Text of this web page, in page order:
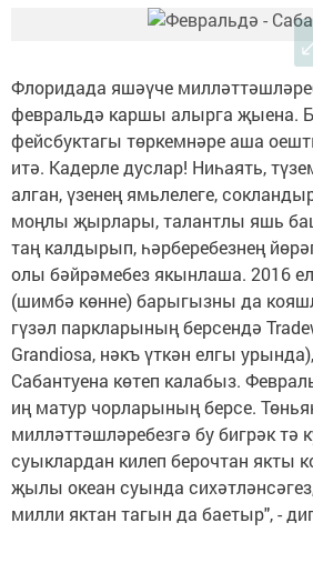
Флоридада яшәүче
февральдә каршы алырга җыена.
фейсбуктагы төркемнәре аша
итә. Кадерле дуслар! Ниһаять,
алган, үзенең ямьлелеге,
моңлы җырлары, талантлы яшь
таң калдырып, һәрберебезнең
олы бәйрәмебез якынлаша. 2016
(шимбә көнне) барыгызны да
гүзәл паркларының берсендә
Grandiosa, нәкъ үткән елгы
Сабантуена көтеп калабыз.
иң матур чорларының берсе.
милләттәшләребезгә бу бигрәк
суыклардан килеп берочтан якты
җылы океан суында
милли яктан тагын да баетыр", -